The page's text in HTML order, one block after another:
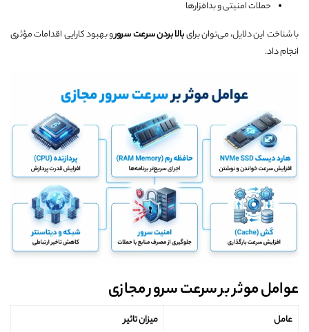
حملات امنیتی و بدافزارها
با شناخت این دلایل، می‌توان برایبالا بردن سرعت سرورو بهبود کارایی اقدامات مؤثری
انجام داد.
عوامل موثر بر سرعت سرور مجازی
عامل
میزان تاثیر